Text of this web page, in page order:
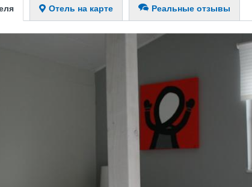
Отель на карте Реальные отзывы